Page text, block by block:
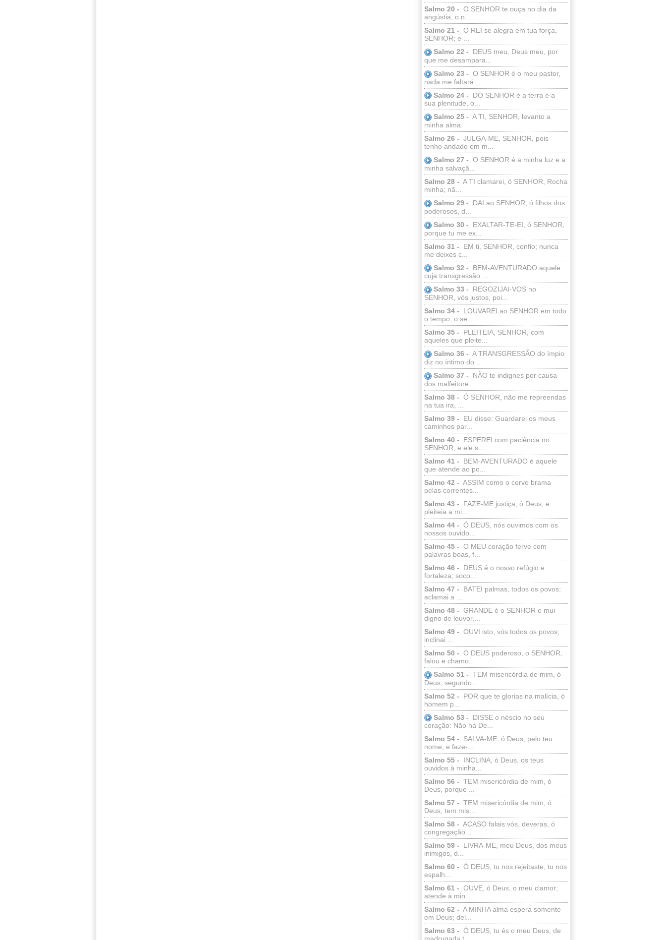
Salmo 20 - O SENHOR te ouça no dia da
angústia, o n...
Salmo 21 - O REI se alegra em tua força,
SENHOR; e ...
Salmo 22 -
DEUS meu, Deus meu, por
que me desampara...
Salmo 23 - O SENHOR é o meu pastor,
nada me faltará...
Salmo 24 -
DO SENHOR é a terra e a
sua plenitude, o...
Salmo 25 - A TI, SENHOR, levanto a
minha alma.
Salmo 26 - JULGA-ME, SENHOR, pois
tenho andado em m...
Salmo 27 - O SENHOR é a minha luz e a
minha salvaçã...
Salmo 28 - A TI clamarei, ó SENHOR, Rocha
minha; nã...
Salmo 29 -
DAI ao SENHOR, ó filhos dos
poderosos, d...
Salmo 30 -
EXALTAR-TE-EI, ó SENHOR,
porque tu me ex...
Salmo 31 -
EM ti, SENHOR, confio; nunca
me deixes c...
Salmo 32 -
BEM-AVENTURADO aquele
cuja transgressão ...
Salmo 33 -
REGOZIJAI-VOS no
SENHOR, vós justos, poi...
Salmo 34 -
LOUVAREI ao SENHOR em todo
o tempo; o se...
Salmo 35 -
PLEITEIA, SENHOR, com
aqueles que pleite...
Salmo 36 - A TRANSGRESSÃO do ímpio
diz no íntimo do...
Salmo 37 -
NÃO te indignes por causa
dos malfeitore...
Salmo 38 - Ó SENHOR, não me repreendas
na tua ira, ...
Salmo 39 -
EU disse: Guardarei os meus
caminhos par...
Salmo 40 -
ESPEREI com paciência no
SENHOR, e ele s...
Salmo 41 -
BEM-AVENTURADO é aquele
que atende ao po...
Salmo 42 - ASSIM como o cervo brama
pelas correntes...
Salmo 43 -
FAZE-ME justiça, ó Deus, e
pleiteia a mi...
Salmo 44 - Ó DEUS, nós ouvimos com os
nossos ouvido...
Salmo 45 - O MEU coração ferve com
palavras boas, f...
Salmo 46 -
DEUS é o nosso refúgio e
fortaleza, soco...
Salmo 47 -
BATEI palmas, todos os povos;
aclamai a ...
Salmo 48 - GRANDE é o SENHOR e mui
digno de louvor,...
Salmo 49 - OUVI isto, vós todos os povos;
inclinai ...
Salmo 50 - O DEUS poderoso, o SENHOR,
falou e chamo...
Salmo 51 - TEM misericórdia de mim, ó
Deus, segundo...
Salmo 52 -
POR que te glorias na malícia, ó
homem p...
Salmo 53 -
DISSE o néscio no seu
coração: Não há De...
Salmo 54 -
SALVA-ME, ó Deus, pelo teu
nome, e faze-...
Salmo 55 -
INCLINA, ó Deus, os teus
ouvidos à minha...
Salmo 56 - TEM misericórdia de mim, ó
Deus, porque ...
Salmo 57 - TEM misericórdia de mim, ó
Deus, tem mis...
Salmo 58 - ACASO falais vós, deveras, ó
congregação...
Salmo 59 -
LIVRA-ME, meu Deus, dos meus
inimigos, d...
Salmo 60 - Ó DEUS, tu nos rejeitaste, tu nos
espalh...
Salmo 61 - OUVE, ó Deus, o meu clamor;
atende à min...
Salmo 62 - A MINHA alma espera somente
em Deus; del...
Salmo 63 - Ó DEUS, tu és o meu Deus, de